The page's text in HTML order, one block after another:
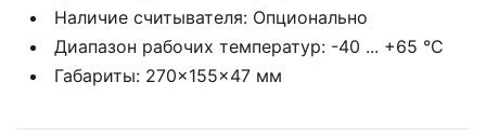
Наличие считывателя: Опционально
Диапазон рабочих температур: -40 ... +65 °С
Габариты: 270×155×47 мм